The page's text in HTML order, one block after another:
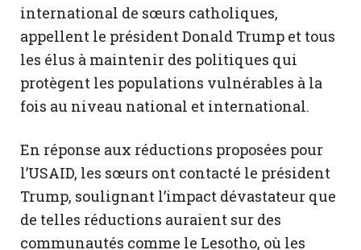
international de sœurs catholiques,
appellent le président Donald Trump et tous
les élus à maintenir des politiques qui
protègent les populations vulnérables à la
fois au niveau national et international.
En réponse aux réductions proposées pour
l’USAID, les sœurs ont contacté le président
Trump, soulignant l’impact dévastateur que
de telles réductions auraient sur des
communautés comme le Lesotho, où les